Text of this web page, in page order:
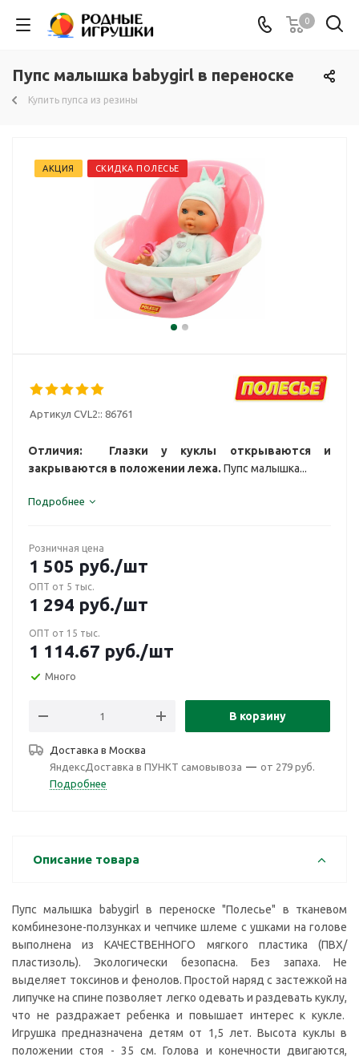
0
Пупс малышка babygirl в переноске
Купить пупса из резины
АКЦИЯ СКИДКА ПОЛЕСЬЕ
Артикул CVL2:: 86761
Отличия: Глазки у куклы открываются и
закрываются в положении лежа. Пупс малышка...
Подробнее
Розничная цена
1 505 руб./шт
ОПТ от 5 тыс.
1 294 руб./шт
ОПТ от 15 тыс.
1 114.67 руб./шт
Много
В корзину
Доставка в Москва
ЯндексДоставка в ПУНКТ самовывоза — от 279 руб.
Подробнее
Описание товара
Пупс малышка babygirl в переноске "Полесье" в тканевом
комбинезоне-ползунках и чепчике шлеме с ушками на голове
выполнена из КАЧЕСТВЕННОГО мягкого пластика (ПВХ/
пластизоль). Экологически безопасна. Без запаха. Не
выделяет токсинов и фенолов. Простой наряд с застежкой на
липучке на спине позволяет легко одевать и раздевать куклу,
что не раздражает ребенка и повышает интерес к кукле.
Игрушка предназначена детям от 1,5 лет. Высота куклы в
положении стоя - 35 см. Голова и конечности двигаются,